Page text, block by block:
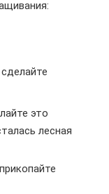
это
лесная